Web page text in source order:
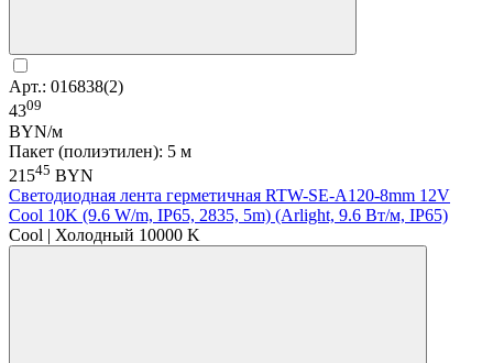
Арт.: 016838(2)
4309
BYN/м
Пакет (полиэтилен): 5 м
21545 BYN
Светодиодная лента герметичная RTW-SE-A120-8mm 12V
Cool 10K (9.6 W/m, IP65, 2835, 5m) (Arlight, 9.6 Вт/м, IP65)
Cool | Холодный 10000 K